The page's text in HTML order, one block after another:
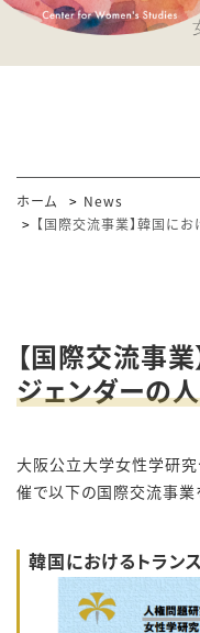
ホーム
News
【国際交流事業】韓国に
【国際交流事
ジェンダーの
大阪公立大学女性学研究
催で以下の国際交流事業
韓国におけるトラ